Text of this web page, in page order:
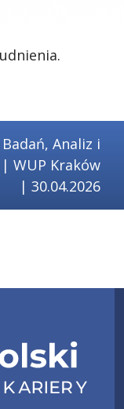
Analiz i
WUP Kraków
| 30.04.2026